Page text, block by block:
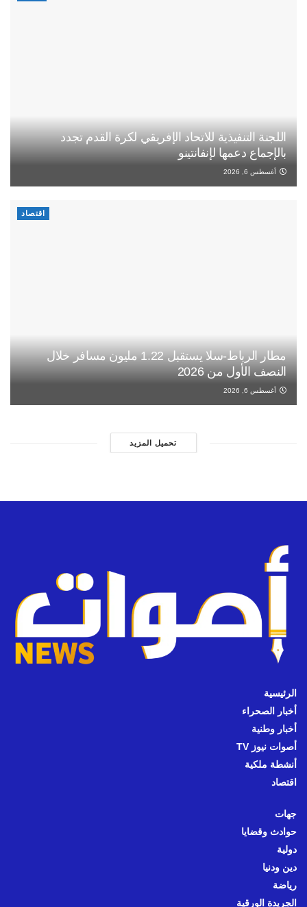
اللجنة التنفيذية للاتحاد الإفريقي لكرة القدم تجدد
بالإجماع دعمها لإنفانتينو
أغسطس 6, 2026
اقتصاد
مطار الرباط-سلا يستقبل 1.22 مليون مسافر خلال
النصف الأول من 2026
أغسطس 6, 2026
تحميل المزيد
الرئيسية
أخبار الصحراء
أخبار وطنية
أصوات نيوز TV
أنشطة ملكية
اقتصاد
جهات
حوادث وقضايا
دولية
دين ودنيا
رياضة
الجريدة الورقية